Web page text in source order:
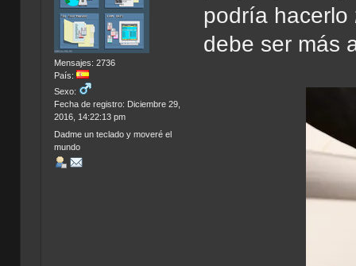
Mensajes: 2736
País:
Sexo:
Fecha de registro: Diciembre 29,
2016, 14:22:13 pm
Dadme un teclado y moveré el
mundo
podría hacerlo
debe ser más